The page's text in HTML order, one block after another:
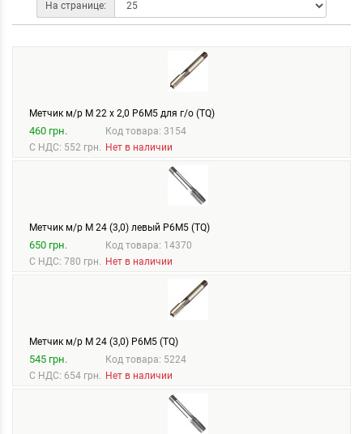
На странице:
Метчик м/р М 22 х 2,0 Р6М5 для г/о (TQ)
460 грн.
С НДС: 552 грн.
Код товара: 3154
Нет в наличии
Метчик м/р М 24 (3,0) левый Р6М5 (TQ)
650 грн.
С НДС: 780 грн.
Код товара: 14370
Нет в наличии
Метчик м/р М 24 (3,0) Р6М5 (TQ)
545 грн.
С НДС: 654 грн.
Код товара: 5224
Нет в наличии